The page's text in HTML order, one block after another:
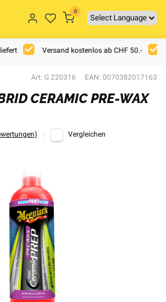
0
Versand kostenlos ab CHF 50.-
Art: G 220316 EAN: 0070382017163
CERAMIC PRE-WAX
Vergleichen